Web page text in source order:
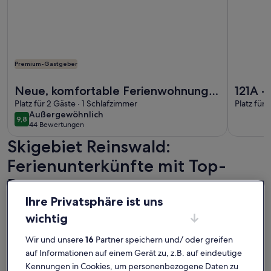
Premium-Gastgeber
Neue, komfortable Ferienwohnung
für 2 Personen in Dorfnähe mit
schönem Ausblick
Platz für 2 Gäste · 1 Schlafzimmer
9,89,8 von 10
Außergewöhnlich
außergewöhnlich
44 Bewertungen
(44
bewertungen)
121A
Platz für
Skigebiet Reinswald:
Ferienunterkünfte mit Top-
Bewertung
Weitere Infos zu Ferienwohnung im Dorfkern von St. Pauls
Ihre Privatsphäre ist uns
wichtig
Wir und unsere16 Partner speichern und/ oder greifen
auf Informationen auf einem Gerät zu, z.B. auf eindeutige
Kennungen in Cookies, um personenbezogene Daten zu